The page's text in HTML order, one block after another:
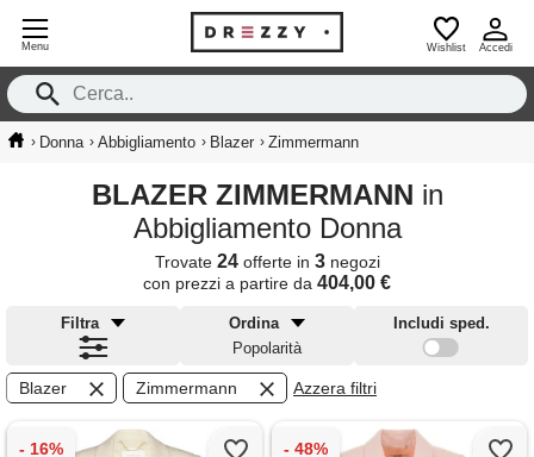
Menu Wishlist Accedi
› Donna › Abbigliamento › Blazer › Zimmermann
BLAZER ZIMMERMANN in
Abbigliamento Donna
Trovate 24offerte in 3negozi
con prezzi a partire da 404,00 €
Filtra
Ordina
Popolarità
Includi sped.
Blazer Zimmermann Azzera filtri